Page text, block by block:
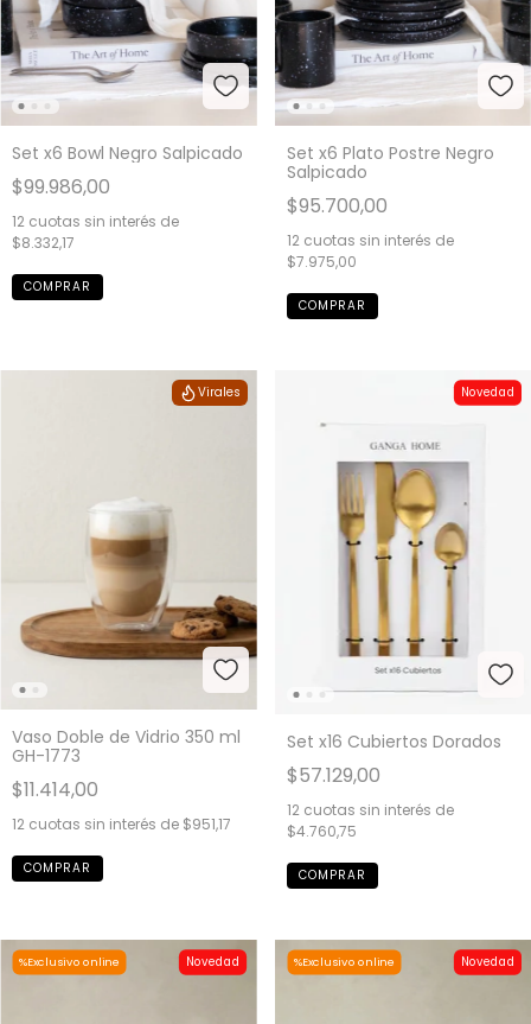
Set x6 Bowl Negro Salpicado
$99.986,00
12 cuotas sin interés de
$8.332,17
Set x6 Plato Postre Negro
Salpicado
$95.700,00
12 cuotas sin interés de
$7.975,00
Virales
Vaso Doble de Vidrio 350 ml
GH-1773
$11.414,00
12 cuotas sin interés de $951,17
Novedad
Set x16 Cubiertos Dorados
$57.129,00
12 cuotas sin interés de
$4.760,75
Novedad
%Exclusivo online Novedad
%Exclusivo online